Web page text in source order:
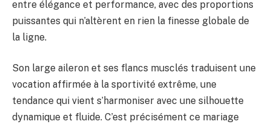
entre élégance et performance, avec des proportions
puissantes qui n’altèrent en rien la finesse globale de
la ligne.
Son large aileron et ses flancs musclés traduisent une
vocation affirmée à la sportivité extrême, une
tendance qui vient s’harmoniser avec une silhouette
dynamique et fluide. C’est précisément ce mariage